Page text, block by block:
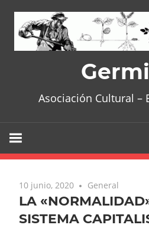
content
Asociación Cultural –
10 junio, 2020 General
LA
SISTEMA